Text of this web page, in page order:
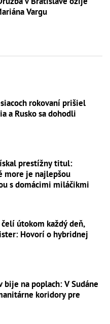
Vargu
rokovaní prišiel
a Rusko sa dohodli
prestížny titul:
more je najlepšou
s domácimi miláčikmi
útokom každý deň,
Hovorí o hybridnej
bije na poplach: V Sudáne
koridory pre